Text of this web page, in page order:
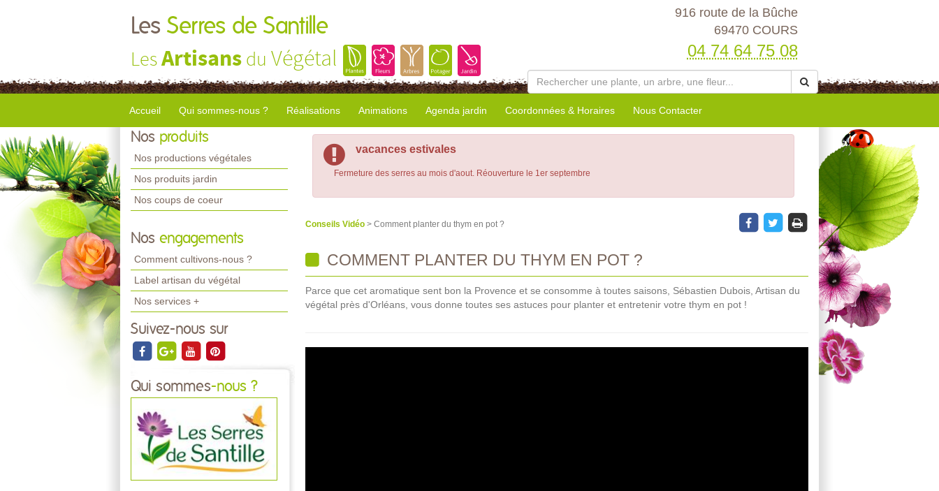
Les Serres de Santille
LesArtisans du Végétal
916 route de la Bûche
69470 COURS
04 74 64 75 08
Accueil Qui sommes-nous ? Réalisations Animations Agenda jardin Coordonnées & Horaires Nous Contacter
Nos produits
Nos productions végétales
Nos produits jardin
Nos coups de coeur
Nos engagements
Comment cultivons-nous ?
Label artisan du végétal
Nos services +
Suivez-nous sur
Qui sommes-nous ?
vacances estivales
Fermeture des serres au mois d'aout. Réouverture le 1er septembre
Conseils Vidéo > Comment planter du thym en pot ?
COMMENT PLANTER DU THYM EN POT ?
Parce que cet aromatique sent bon la Provence et se consomme à toutes saisons, Sébastien Dubois, Artisan du
végétal près d'Orléans, vous donne toutes ses astuces pour planter et entretenir votre thym en pot !